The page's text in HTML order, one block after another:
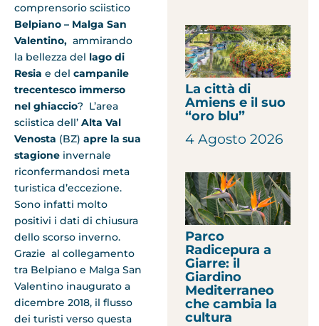
comprensorio sciistico
Belpiano – Malga San
Valentino, ammirando
la bellezza del lago di
Resia e del campanile
trecentesco immerso
nel ghiaccio? L’area
sciistica dell’ Alta Val
Venosta (BZ) apre la sua
stagione invernale
riconfermandosi meta
turistica d’eccezione.
Sono infatti molto
positivi i dati di chiusura
dello scorso inverno.
Grazie al collegamento
tra Belpiano e Malga San
Valentino inaugurato a
dicembre 2018, il flusso
dei turisti verso questa
La città di
Amiens e il suo
“oro blu”
4 Agosto 2026
Parco
Radicepura a
Giarre: il
Giardino
Mediterraneo
che cambia la
cultura